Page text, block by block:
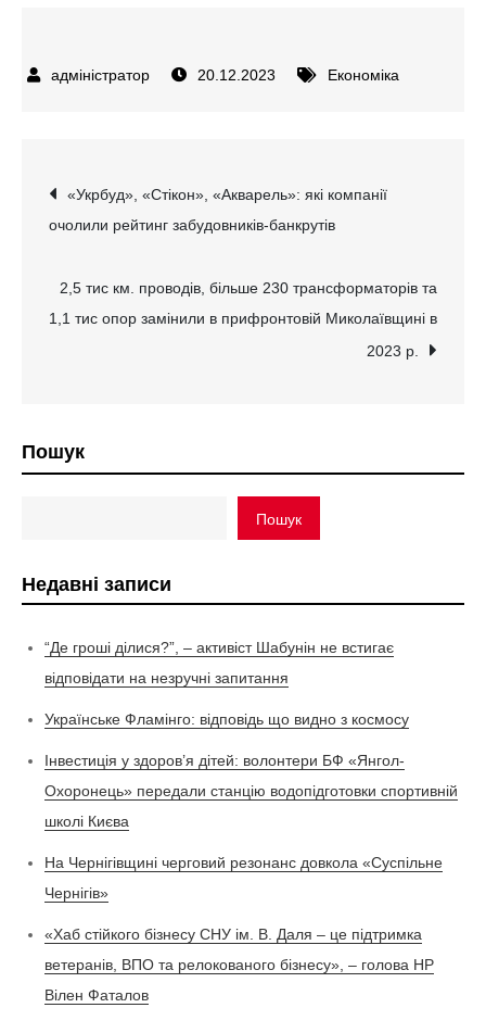
20.12.2023 Економіка
Навігація
записів
«Укрбуд», «Стікон», «Акварель»: які компанії
очолили рейтинг забудовників-банкрутів
2,5 тис км. проводів, більше 230 трансформаторів та
1,1 тис опор замінили в прифронтовій Миколаївщині в
2023 р.
Пошук
Пошук
Недавні записи
“Де гроші ділися?”, – активіст Шабунін не встигає
відповідати на незручні запитання
Українське Фламінго: відповідь що видно з космосу
Інвестиція у здоров’я дітей: волонтери БФ «Янгол-
Охоронець» передали станцію водопідготовки спортивній
школі Києва
На Чернігівщині черговий резонанс довкола «Суспільне
Чернігів»
«Хаб стійкого бізнесу СНУ ім. В. Даля – це підтримка
ветеранів, ВПО та релокованого бізнесу», – голова НР
Вілен Фаталов